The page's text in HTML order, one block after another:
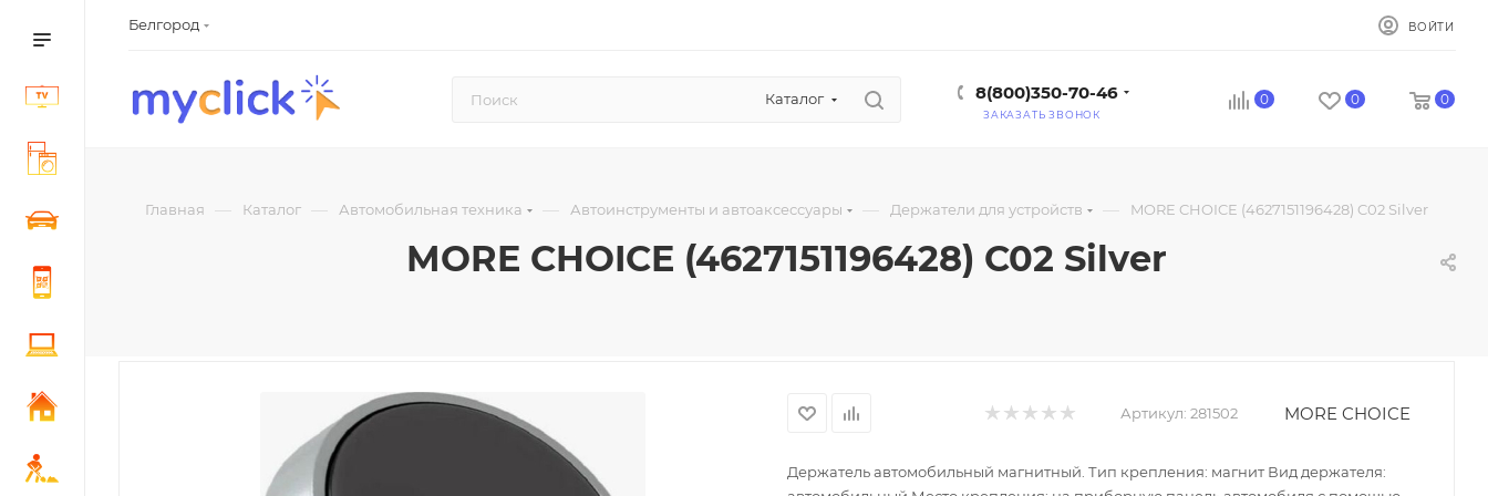
Белгород ВОЙТИ
Каталог 8(800)350-70-46
ЗАКАЗАТЬ ЗВОНОК
0 0 0
Главная — Каталог — Автомобильная техника — Автоинструменты и автоаксессуары — Держатели для устройств — MORE CHOICE (4627151196428) C02 Silver
MORE CHOICE (4627151196428) C02 Silver
Артикул: 281502 MORE CHOICE
Держатель автомобильный магнитный. Тип крепления: магнит Вид держателя: